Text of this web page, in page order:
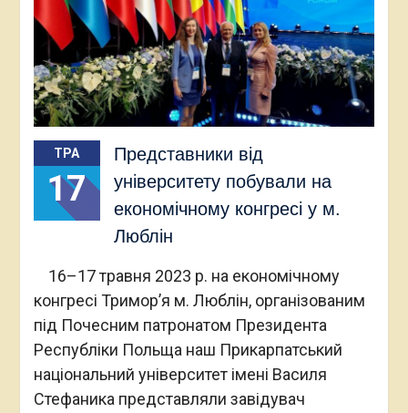
ТРА
17
Представники від
університету побували на
економічному конгресі у м.
Люблін
16–17 травня 2023 р. на економічному
конгресі Тримор’я м. Люблін, організованим
під Почесним патронатом Президента
Республіки Польща наш Прикарпатський
національний університет імені Василя
Стефаника представляли завідувач